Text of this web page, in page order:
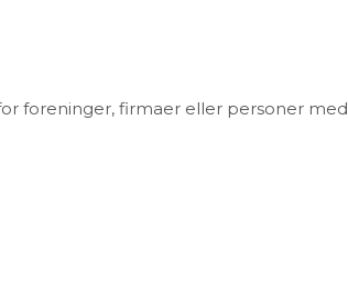
foreninger, firmaer eller personer med